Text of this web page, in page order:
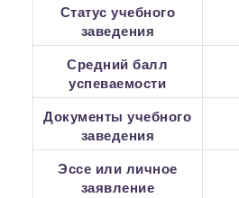
Статус учебного
заведения
Средний балл
успеваемости
Документы учебного
заведения
Эссе или личное
заявление